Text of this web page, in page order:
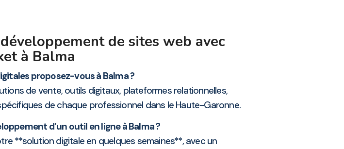
de sites web avec
à Balma
proposez-vous à Balma ?
de vente, outils digitaux, plateformes relationnelles,
de chaque professionnel dans le Haute-Garonne.
d’un outil en ligne à Balma ?
**solution digitale en quelques semaines**, avec un